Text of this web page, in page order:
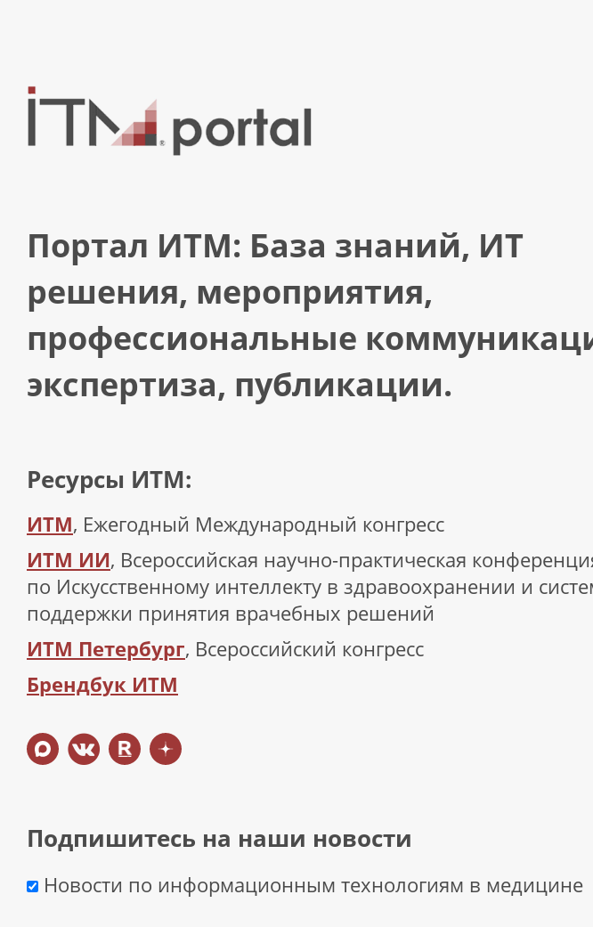
Портал ИТМ: База знаний, ИТ
решения, мероприятия,
профессиональные
экспертиза, публикации.
Ресурсы ИТМ:
ИТМ, Ежегодный Международный конгресс
ИТМ ИИ, Всероссийская научно-практическая
по Искусственному интеллекту в здравоохранении и
поддержки принятия врачебных решений
ИТМ Петербург, Всероссийский конгресс
Брендбук ИТМ
Подпишитесь на наши новости
Новости по информационным технологиям в медицине